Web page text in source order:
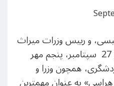
و رییس وزرات میراث
فرهنگی و گردشگری، امروز ( 27 سپتامبر، پنجم مهر
همچون وزرا و